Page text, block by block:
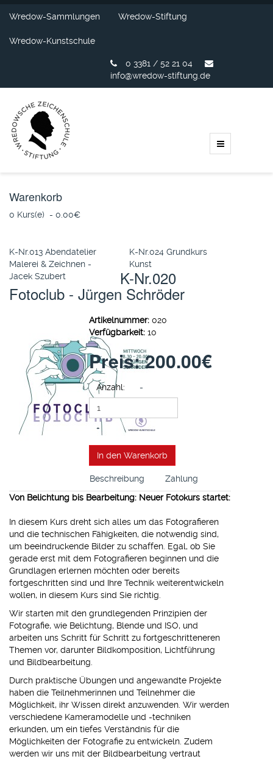
Wredow-Sammlungen Wredow-Stiftung
Wredow-Kunstschule
0 3381 / 52 21 04
info@wredow-stiftung.de
Warenkorb
0 Kurs(e) - 0.00‎€
K-Nr.013 Abendatelier
Malerei & Zeichnen -
Jacek Szubert
K-Nr.024 Grundkurs
Kunst
K-Nr.020
Fotoclub - Jürgen Schröder
Artikelnummer: 020
Verfügbarkeit: 10
Preis:200.00‎€
Anzahl: -
+
In den Warenkorb
Beschreibung
Zahlung
Von Belichtung bis Bearbeitung: Neuer Fotokurs startet:
In diesem Kurs dreht sich alles um das Fotografieren
und die technischen Fähigkeiten, die notwendig sind,
um beeindruckende Bilder zu schaffen. Egal, ob Sie
gerade erst mit dem Fotografieren beginnen und die
Grundlagen erlernen möchten oder bereits
fortgeschritten sind und Ihre Technik weiterentwickeln
wollen, in diesem Kurs sind Sie richtig.
Wir starten mit den grundlegenden Prinzipien der
Fotografie, wie Belichtung, Blende und ISO, und
arbeiten uns Schritt für Schritt zu fortgeschritteneren
Themen vor, darunter Bildkomposition, Lichtführung
und Bildbearbeitung.
Durch praktische Übungen und angewandte Projekte
haben die Teilnehmerinnen und Teilnehmer die
Möglichkeit, ihr Wissen direkt anzuwenden. Wir werden
verschiedene Kameramodelle und -techniken
erkunden, um ein tiefes Verständnis für die
Möglichkeiten der Fotografie zu entwickeln. Zudem
werden wir uns mit der Bildbearbeitung vertraut